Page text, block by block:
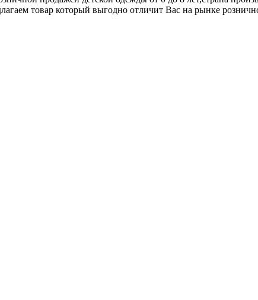
товар который выгодно отличит Вас на рынке